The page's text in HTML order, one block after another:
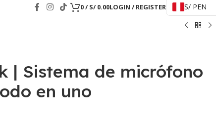
0/ S/0.00LOGIN / REGISTER
S/ PEN
| Sistema de micrófono
en uno